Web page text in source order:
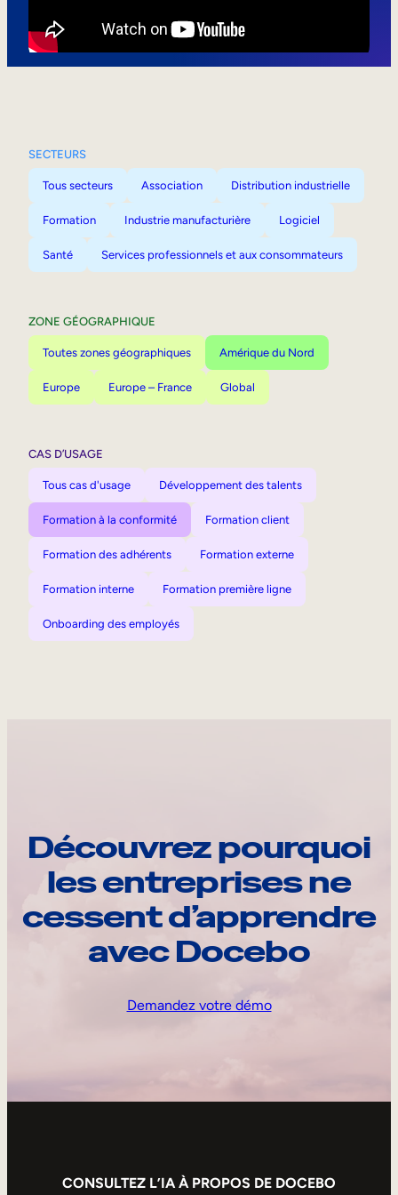
SECTEURS
Tous secteurs Association Distribution industrielle
Formation Industrie manufacturière Logiciel
Santé Services professionnels et aux consommateurs
ZONE GÉOGRAPHIQUE
Toutes zones géographiques Amérique du Nord
Europe Europe – France Global
CAS D’USAGE
Tous cas d'usage Développement des talents
Formation à la conformité Formation client
Formation des adhérents Formation externe
Formation interne Formation première ligne
Onboarding des employés
Découvrez pourquoi
les entreprises ne
cessent d’apprendre
avec Docebo
Demandez votre démo
CONSULTEZ L’IA À PROPOS DE DOCEBO